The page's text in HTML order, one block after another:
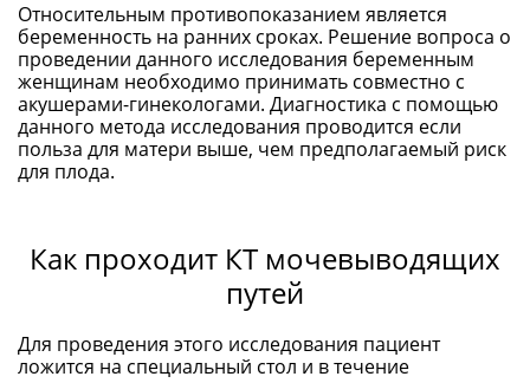
Относительным противопоказанием является
беременность на ранних сроках. Решение вопроса о
проведении данного исследования беременным
женщинам необходимо принимать совместно с
акушерами-гинекологами. Диагностика с помощью
данного метода исследования проводится если
польза для матери выше, чем предполагаемый риск
для плода.
Как проходит КТ мочевыводящих
путей
Для проведения этого исследования пациент
ложится на специальный стол и в течение